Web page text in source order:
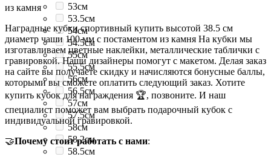
53см
53.5см
54см
54.5см
55см
55.5см
56см
56.5см
57см
57.5см
58см
58.2см
58.5см
из камня
Наградные кубки спортивный купить высотой 38.5 см
диаметр чаши 100 мм с постаментом из камня На кубки мы
изготавливаем цветные наклейки, металлические таблички с
гравировкой. Наши дизайнеры помогут с макетом. Делая заказ
на сайте вы получаете скидку и начисляются бонусные баллы,
которыми вы сможете оплатить следующий заказ. Хотите
купить кубок для награждения 🏆, позвоните. И наш
специалист поможет вам выбрать подарочный кубок с
индивидуальной гравировкой.
🤝Почему стоит работать с нами: